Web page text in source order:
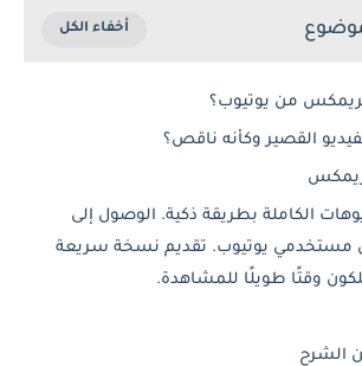
من يوتيوب؟
القصير وكأنه ناقص؟
الكاملة بطريقة ذكية. الوصول إلى
مستخدمي يوتيوب. تقديم نسخة سريعة
وقتًا طويلًا للمشاهدة.
الشرح